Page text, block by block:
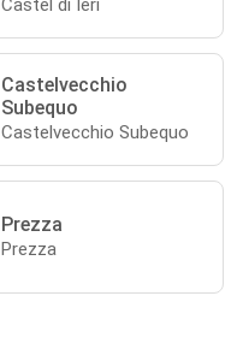
Castel di Ieri
Castelvecchio
Subequo
Castelvecchio Subequo
Prezza
Prezza